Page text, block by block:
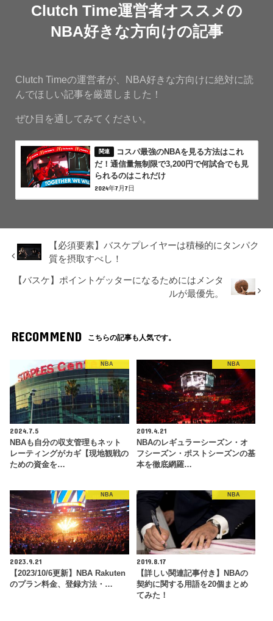
Clutch Time運営者オススメの
NBA好きな方向けの記事
Clutch Timeの運営者が、NBA好きな方向けに絶対に読
んでほしい記事を厳選しました！
ぜひ目を通してみてください。
コスパ最強のNBAを見る方法はこれ
だ！通信量無制限で3,200円で何試合でも見
られるのはこれだけ
2024年7月7日
【必須要素】バスケプレイヤーは積極的にタンパク
質を摂取すべし！
【バスケ】ポイントゲッターになるためにはメンタ
ルが最優先。
RECOMMEND こちらの記事も人気です。
NBA
2024.7.5
NBAも自分の収支管理もネット
レーティングがカギ【現地観戦の
ための資金を…
NBA
2019.4.21
NBAのレギュラーシーズン・オ
フシーズン・ポストシーズンの基
本を徹底網羅…
NBA
2023.9.21
【2023/10/6更新】NBA Rakuten
のプラン料金、登録方法・…
NBA
2019.8.17
【詳しい関連記事付き】NBAの
契約に関する用語を20個まとめ
てみた！